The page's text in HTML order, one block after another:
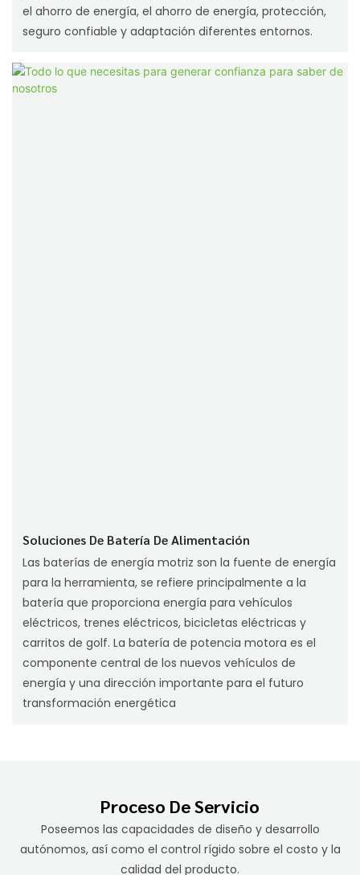
el ahorro de energía, el ahorro de energía, protección,
seguro confiable y adaptación diferentes entornos.
Soluciones De Batería De Alimentación
Las baterías de energía motriz son la fuente de energía
para la herramienta, se refiere principalmente a la
batería que proporciona energía para vehículos
eléctricos, trenes eléctricos, bicicletas eléctricas y
carritos de golf. La batería de potencia motora es el
componente central de los nuevos vehículos de
energía y una dirección importante para el futuro
transformación energética
Proceso De Servicio
Poseemos las capacidades de diseño y desarrollo
autónomos, así como el control rígido sobre el costo y la
calidad del producto.